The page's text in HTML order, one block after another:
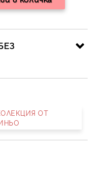
на работния ден.
ОТ